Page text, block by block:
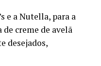
e a Nutella, para a
creme de avelã
desejados,